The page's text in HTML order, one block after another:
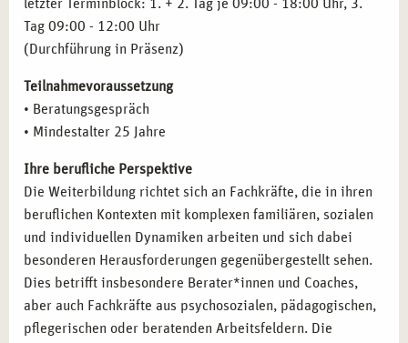
Unterstützen Sie Familien und Gruppen in
Veränderungsprozessen, indem Sie ihre Dynamiken
analysieren und nachhaltige Lösungswege fördern.
Kontext:Fördern Sie die Zusammenarbeit und
Weiterentwicklung von Teams in sozialen,
pädagogischen oder unternehmerischen Kontexten.
Anwendung systemischer Prinzipien in Bildung, Pflege
und Gesundheitswesen:Bringen Sie systemische
Sichtweisen in Ihre tägliche Arbeit ein, um
Klient*innen, Schüler*innen oder Patient*innen
ganzheitlich zu begleiten.
letzter Terminblock: 1. + 2. Tag je 09:00 - 18:00 Uhr, 3.
Tag 09:00 - 12:00 Uhr
(Durchführung in Präsenz)
Teilnahmevoraussetzung
• Beratungsgespräch
• Mindestalter 25 Jahre
Ihre berufliche Perspektive
Die Weiterbildung richtet sich an Fachkräfte, die in ihren
beruflichen Kontexten mit komplexen familiären, sozialen
und individuellen Dynamiken arbeiten und sich dabei
besonderen Herausforderungen gegenübergestellt sehen.
Dies betrifft insbesondere Berater*innen und Coaches,
aber auch Fachkräfte aus psychosozialen, pädagogischen,
pflegerischen oder beratenden Arbeitsfeldern. Die